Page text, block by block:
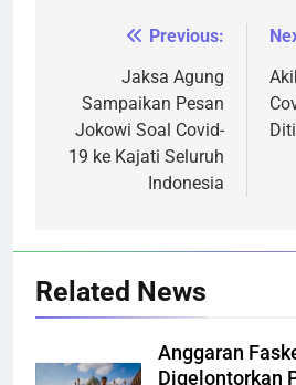
NavigasiPrevious:
Jaksa Agung
Sampaikan Pesan
Jokowi Soal Covid-
19 ke Kajati Seluruh
Indonesia
Related News
Anggaran
Digelontorkan